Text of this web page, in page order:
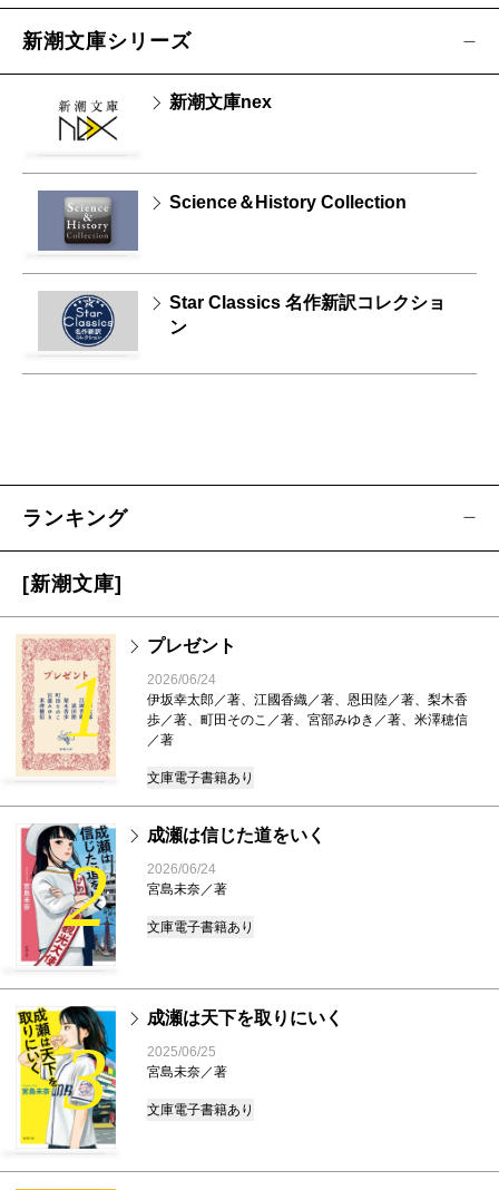
新潮文庫シリーズ
新潮文庫nex
Science＆History Collection
Star Classics 名作新訳コレクショ
ン
ランキング
[新潮文庫]
1
プレゼント
2026/06/24
伊坂幸太郎／著、江國香織／著、恩田陸／著、梨木香
歩／著、町田そのこ／著、宮部みゆき／著、米澤穂信
／著
文庫電子書籍あり
2
成瀬は信じた道をいく
2026/06/24
宮島未奈／著
文庫電子書籍あり
3
成瀬は天下を取りにいく
2025/06/25
宮島未奈／著
文庫電子書籍あり